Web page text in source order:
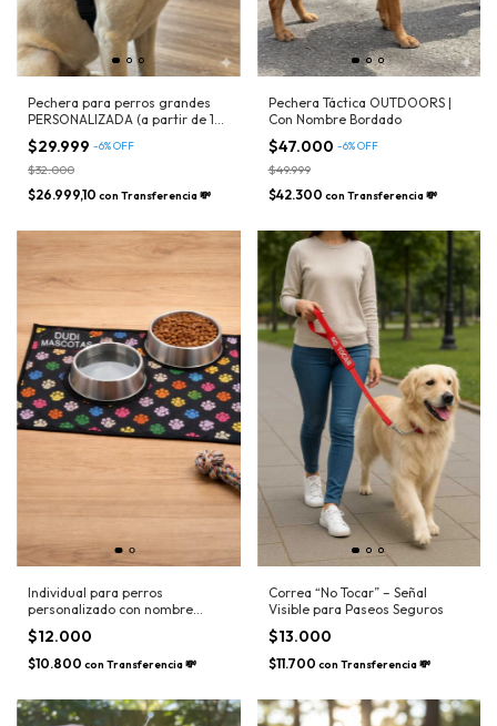
Pechera para perros grandes
PERSONALIZADA (a partir de 15
kilos aprox) - Nombre, Tel,
Service Dog, Asistencia, Etc
$29.999 -6%OFF
$32.000
$26.999,10 con Transferencia 💸
Pechera Táctica OUTDOORS |
Con Nombre Bordado
$47.000 -6%OFF
$49.999
$42.300 con Transferencia 💸
Individual para perros
personalizado con nombre
bordado
$12.000
$10.800 con Transferencia 💸
Correa “No Tocar” – Señal
Visible para Paseos Seguros
$13.000
$11.700 con Transferencia 💸